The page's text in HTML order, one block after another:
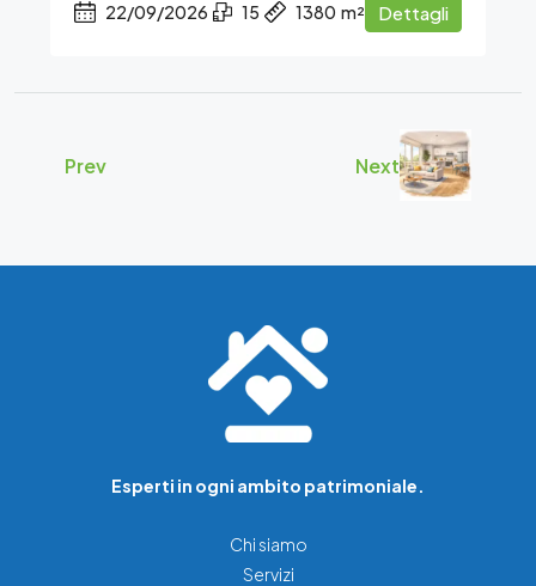
22/09/2026 15 1380 m² Dettagli
Prev Next
Esperti in ogni ambito patrimoniale.
Chi siamo
Servizi